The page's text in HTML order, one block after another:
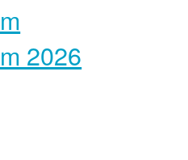
2026